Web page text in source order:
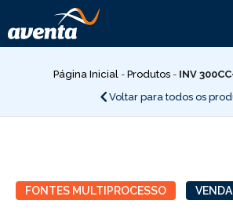
para
o
conteúdoPágina Inicial - Produtos - INV
Voltar para todos os
FONTES MULTIPROCESSO VENDA